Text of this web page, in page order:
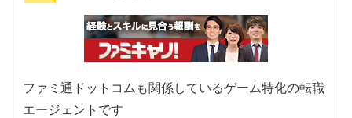
ファミ通ドットコムも関係しているゲーム特化の転職
エージェントです